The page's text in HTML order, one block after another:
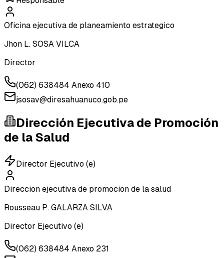
Oficina ejecutiva de planeamiento estrategico
Jhon L. SOSA VILCA
Director
(062) 638484 Anexo 410
jsosav@diresahuanuco.gob.pe
Dirección Ejecutiva de Promoción
de la Salud
Director Ejecutivo (e)
Direccion ejecutiva de promocion de la salud
Rousseau P. GALARZA SILVA
Director Ejecutivo (e)
(062) 638484 Anexo 231